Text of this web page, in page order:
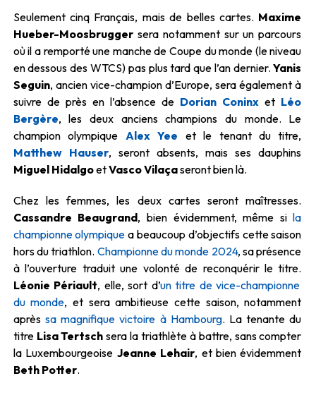
Seulement cinq Français, mais de belles cartes. Maxime
Hueber-Moosbruggersera notamment sur un parcours
où il a remporté une manche de Coupe du monde (le niveau
en dessous des WTCS) pas plus tard que l’an dernier.Yanis
Seguin, ancien vice-champion d’Europe, sera également à
suivre de près en l’absence de Dorian Coninx et Léo
Bergère, les deux anciens champions du monde. Le
champion olympique Alex Yee et le tenant du titre,
Matthew Hauser, seront absents, mais ses dauphins
Miguel HidalgoetVasco Vilaçaseront bien là.
Chez les femmes, les deux cartes seront maîtresses.
Cassandre Beaugrand, bien évidemment, même sila
championne olympique a beaucoup d’objectifs cette saison
hors du triathlon. Championne du monde 2024, sa présence
à l’ouverture traduit une volonté de reconquérir le titre.
Léonie Périault, elle, sort d’un titre de vice-championne
du monde, et sera ambitieuse cette saison, notamment
après sa magnifique victoire à Hambourg. La tenante du
titre Lisa Tertsch sera la triathlète à battre, sans compter
la Luxembourgeoise Jeanne Lehair, et bien évidemment
Beth Potter.